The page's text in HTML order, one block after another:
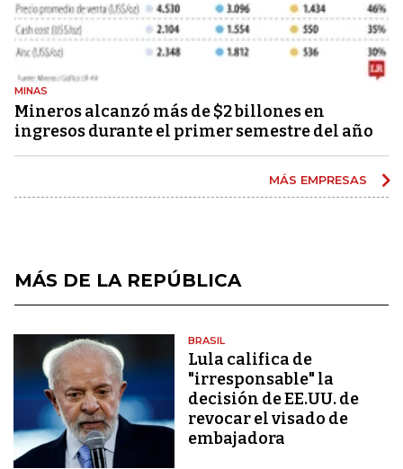
MINAS
Mineros alcanzó más de $2 billones en
ingresos durante el primer semestre del año
MÁS EMPRESAS
MÁS DE LA REPÚBLICA
BRASIL
Lula califica de
"irresponsable" la
decisión de EE.UU. de
revocar el visado de
embajadora